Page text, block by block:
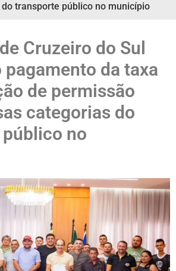
transporte público no município
Cruzeiro do Sul
pagamento da taxa
de permissão
categorias do
no